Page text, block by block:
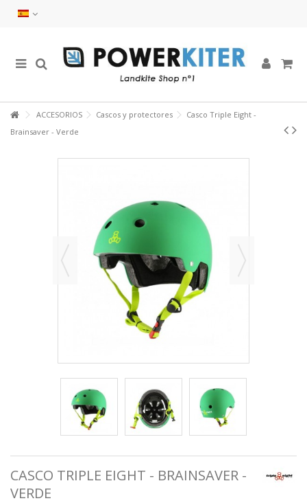
ACCESORIOS Cascos y protectores
Casco Triple Eight -
Brainsaver - Verde
CASCO TRIPLE EIGHT - BRAINSAVER -
VERDE